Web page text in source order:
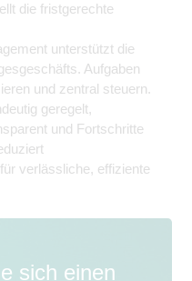
die fristgerechte
unterstützt die
Aufgaben
und zentral steuern.
geregelt,
und Fortschritte
verlässliche, effiziente
sich einen